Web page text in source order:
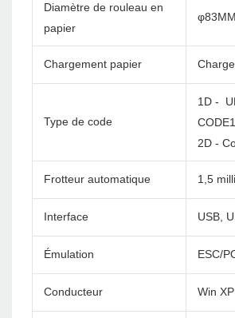
Diamètre de rouleau en
papier
φ83MM
Chargement papier
Type de code
1D -
2D -
Frotteur automatique 1,5
Interface USB,
Émulation ESC/
Conducteur Win